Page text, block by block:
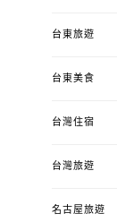
台東旅遊
台東美食
台灣住宿
台灣旅遊
名古屋旅遊